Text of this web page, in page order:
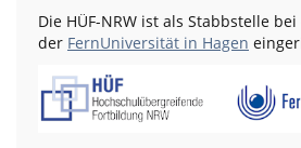
Die HÜF-NRW ist als Stabbstelle
der FernUniversität in Hagen